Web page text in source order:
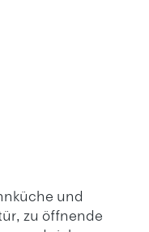
und
zu öffnende